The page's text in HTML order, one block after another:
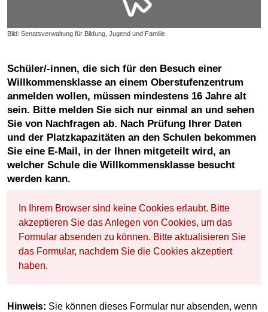
Bild: Senatsverwaltung für Bildung, Jugend und Familie
Schüler/-innen, die sich für den Besuch einer
Willkommensklasse an einem Oberstufenzentrum
anmelden wollen, müssen mindestens 16 Jahre alt
sein. Bitte melden Sie sich nur einmal an und sehen
Sie von Nachfragen ab. Nach Prüfung Ihrer Daten
und der Platzkapazitäten an den Schulen bekommen
Sie eine E-Mail, in der Ihnen mitgeteilt wird, an
welcher Schule die Willkommensklasse besucht
werden kann.
In Ihrem Browser sind keine Cookies erlaubt. Bitte
akzeptieren Sie das Anlegen von Cookies, um das
Formular absenden zu können. Bitte aktualisieren Sie
das Formular, nachdem Sie die Cookies akzeptiert
haben.
Hinweis: Sie können dieses Formular nur absenden, wenn